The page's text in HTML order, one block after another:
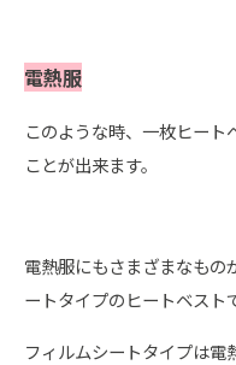
電熱服
このような時、一枚ヒート
ことが出来ます。
電熱服にもさまざまなもの
ートタイプのヒートベスト
フィルムシートタイプは電